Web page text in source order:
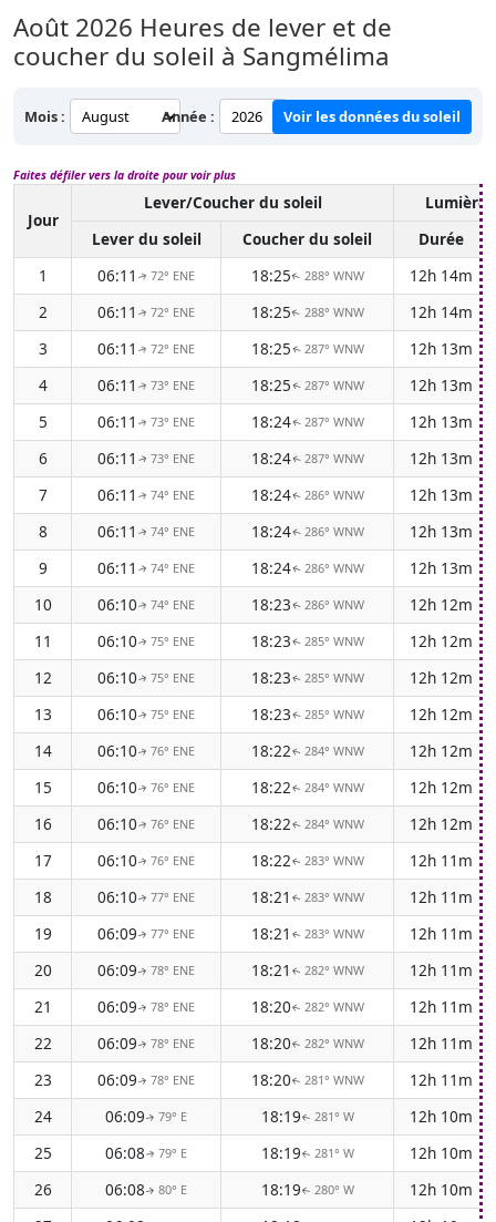
Août 2026 Heures de lever et de
coucher du soleil à Sangmélima
Mois : Année : Voir les données du soleil
Faites défiler vers la droite pour voir plus
Jour
Lever/Coucher du soleil
Lumière
Lever du soleil
Coucher du soleil
Durée
1
06:11 ↑72° ENE 18:25↑ 288° WNW
12h 14m
2
06:11 ↑72° ENE 18:25↑ 288° WNW
12h 14m
3
06:11 ↑72° ENE 18:25↑ 287° WNW
12h 13m
4
06:11 ↑73° ENE 18:25↑ 287° WNW
12h 13m
5
06:11 ↑73° ENE 18:24↑ 287° WNW
12h 13m
6
06:11 ↑73° ENE 18:24↑ 287° WNW
12h 13m
7
06:11 ↑ 74° ENE 18:24↑ 286° WNW
12h 13m
8
06:11 ↑ 74° ENE 18:24↑ 286° WNW
12h 13m
9
06:11 ↑ 74° ENE 18:24↑ 286° WNW
12h 13m
10
06:10↑ 74° ENE 18:23↑ 286° WNW
12h 12m
11
06:10↑ 75° ENE 18:23↑ 285° WNW
12h 12m
12
06:10↑ 75° ENE 18:23↑ 285° WNW
12h 12m
13
06:10↑ 75° ENE 18:23↑ 285° WNW
12h 12m
14
06:10↑ 76° ENE 18:22↑ 284° WNW
12h 12m
15
06:10↑ 76° ENE 18:22↑ 284° WNW
12h 12m
16
06:10↑ 76° ENE 18:22↑ 284° WNW
12h 12m
17
06:10↑ 76° ENE 18:22↑ 283° WNW
12h 11m
18
06:10↑ 77° ENE 18:21 ↑ 283° WNW
12h 11m
19
06:09↑ 77° ENE 18:21 ↑ 283° WNW
12h 11m
20
06:09↑ 78° ENE 18:21 ↑ 282° WNW
12h 11m
21
06:09↑ 78° ENE 18:20↑ 282° WNW
12h 11m
22
06:09↑ 78° ENE 18:20↑ 282° WNW
12h 11m
23
06:09↑ 78° ENE 18:20↑ 281° WNW
12h 11m
24
06:09↑ 79° E 18:19↑ 281° W
12h 10m
25
06:08↑ 79° E 18:19↑ 281° W
12h 10m
26
06:08↑ 80° E 18:19↑ 280° W
12h 10m